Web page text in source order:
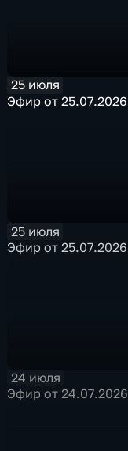
25 июля
Эфир от 25.07.2026
25 июля
Эфир от 25.07.2026
24 июля
Эфир от 24.07.2026